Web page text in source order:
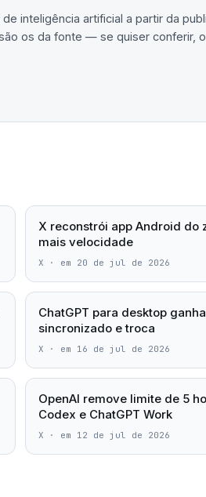
inteligência artificial a partir da
os da fonte — se quiser conferir,
X reconstrói app Android do
mais velocidade
X · em 20 de jul de 2026
ChatGPT para desktop
sincronizado e troca
X · em 16 de jul de 2026
OpenAI remove limite de 5
Codex e ChatGPT Work
X · em 12 de jul de 2026